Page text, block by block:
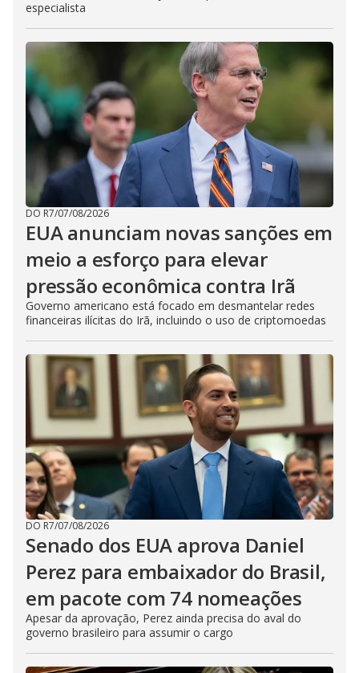
especialista
DO R7/07/08/2026
EUA anunciam novas sanções em
meio a esforço para elevar
pressão econômica contra Irã
Governo americano está focado em desmantelar redes
financeiras ilícitas do Irã, incluindo o uso de criptomoedas
DO R7/07/08/2026
Senado dos EUA aprova Daniel
Perez para embaixador do Brasil,
em pacote com 74 nomeações
Apesar da aprovação, Perez ainda precisa do aval do
governo brasileiro para assumir o cargo